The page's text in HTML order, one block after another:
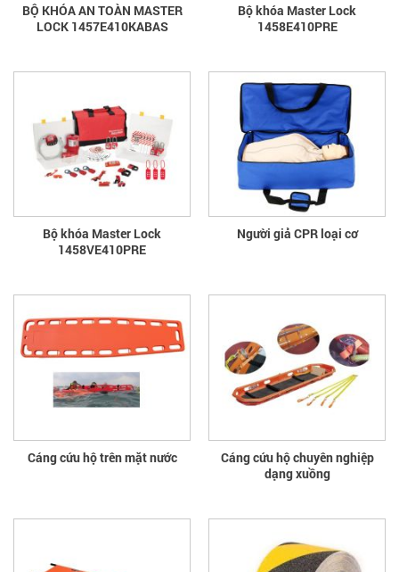
BỘ KHÓA AN TOÀN MASTER
LOCK 1457E410KABAS
Bộ khóa Master Lock
1458E410PRE
Bộ khóa Master Lock
1458VE410PRE
Người giả CPR loại cơ
Cáng cứu hộ trên mặt nước
Cáng cứu hộ chuyên nghiệp
dạng xuồng